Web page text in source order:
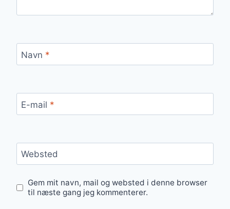
Navn *
E-mail *
Websted
Gem mit navn, mail og websted i denne browser
til næste gang jeg kommenterer.